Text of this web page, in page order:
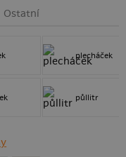
Ostatní
plecháček
půllitr